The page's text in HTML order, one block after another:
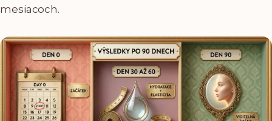
mesiacoch.